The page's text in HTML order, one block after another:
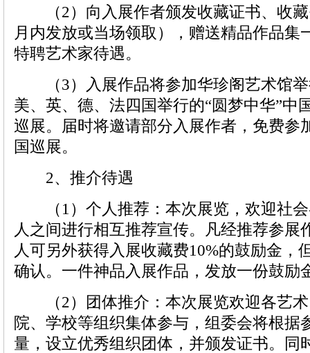
（2）向入展作者颁发收藏证书、收藏
月内发放或当场领取），赠送精品作品集
特聘艺术家待遇。
（3）入展作品将参加华珍阁艺术馆举
美、英、德、法四国举行的“圆梦中华”中
巡展。届时将邀请部分入展作者，免费参
国巡展。
2、推介待遇
（1）个人推荐：本次展览，欢迎社会
人之间进行相互推荐宣传。凡经推荐参展
人可另外获得入展收藏费10%的鼓励金，
确认。一件神品入展作品，发放一份鼓励
（2）团体推介：本次展览欢迎各艺术
院、学校等组织集体参与，组委会将根据
量，设立优秀组织团体，并颁发证书。同